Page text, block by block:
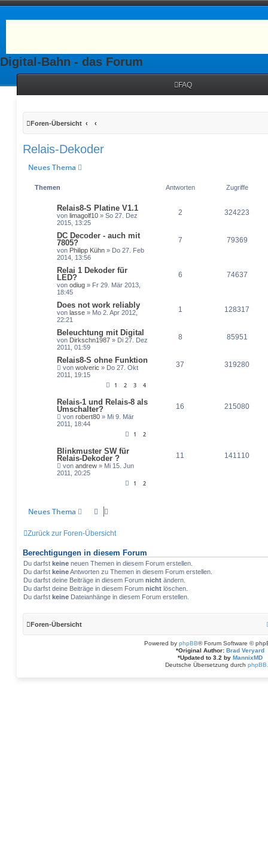
Digital-Bahn - das Forum
FAQ
Foren-Übersicht
Relais-Dekoder
Neues Thema
Themen Antworten Zugriffe
Relais8-S Platine V1.1
von limagolf10 » So 27. Dez
2015, 13:25
2 324223
DC Decoder - auch mit
7805?
von Philipp Kühn » Do 27. Feb
2014, 13:56
7 79369
Relai 1 Dekoder für
LED?
von odiug » Fr 29. Mär 2013,
18:45
6 74637
Does not work reliably
von lasse » Mo 2. Apr 2012,
22:21
1 128317
Beleuchtung mit Digital
von Dirkschn1987 » Di 27. Dez
2011, 01:59
8 85951
Relais8-S ohne Funktion
von wolveric » Do 27. Okt
2011, 19:15
1 2 3 4
37 319280
Relais-1 und Relais-8 als
Umschalter?
von robert80 » Mi 9. Mär
2011, 18:44
1 2
16 215080
Blinkmuster SW für
Relais-Dekoder ?
von andrew » Mi 15. Jun
2011, 20:25
1 2
11 141110
Neues Thema
Zurück zur Foren-Übersicht
Berechtigungen in diesem Forum
Du darfst keine neuen Themen in diesem Forum erstellen.
Du darfst keineAntworten zu Themen in diesem Forum erstellen.
Du darfst deine Beiträge in diesem Forum nicht ändern.
Du darfst deine Beiträge in diesem Forum nicht löschen.
Du darfst keine Dateianhänge in diesem Forum erstellen.
Foren-Übersicht
Powered by phpBB® Forum Software ©
*Original Author: Brad Veryard
*Updated to 3.2 by MannixMD
Deutsche Übersetzung durch